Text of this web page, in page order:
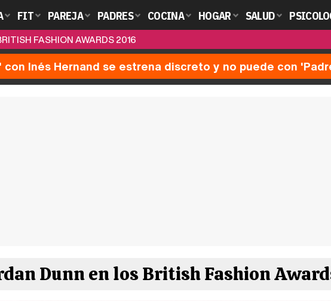
FIT PAREJA PADRES COCINA HOGAR SALUD
FASHION AWARDS 2016
Inés Hernand se estrena discreto y no puede con
Dunn en los British Fashion